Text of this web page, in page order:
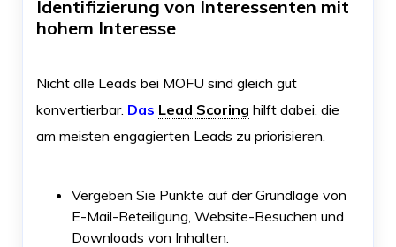
Identifizierung von Interessenten mit
hohem Interesse
Nicht alle Leads bei MOFU sind gleich gut
konvertierbar. Das Lead Scoring hilft dabei, die
am meisten engagierten Leads zu priorisieren.
Vergeben Sie Punkte auf der Grundlage von
E-Mail-Beteiligung, Website-Besuchen und
Downloads von Inhalten.